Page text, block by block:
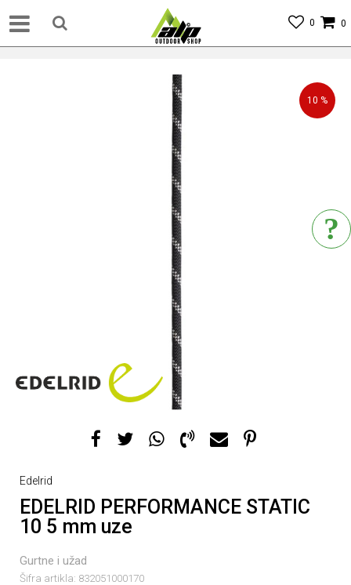
0
0
10 %
Edelrid
EDELRID PERFORMANCE STATIC
10 5 mm uze
Gurtne i užad
Šifra artikla: 832051000170